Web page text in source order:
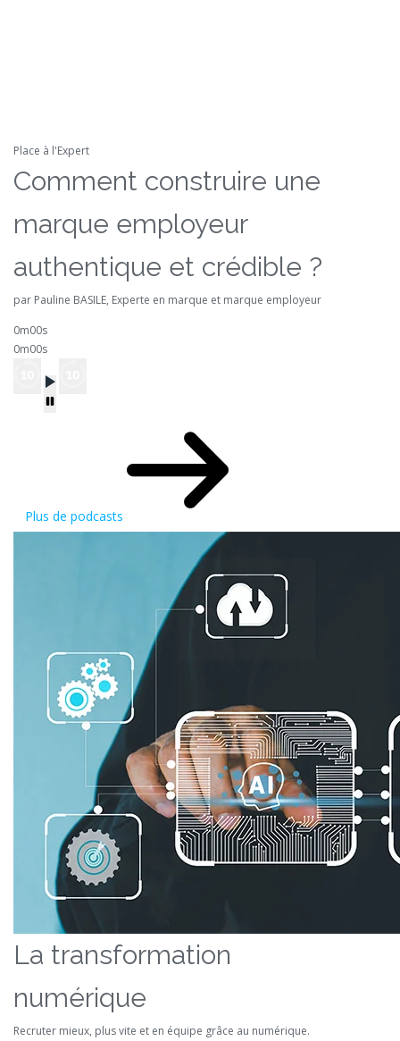
Place à l'Expert
Comment construire une
marque employeur
authentique et crédible ?
par Pauline BASILE, Experte en marque et marque employeur
0m00s
0m00s
Plus de podcasts
La transformation
numérique
Recruter mieux, plus vite et en équipe grâce au numérique.